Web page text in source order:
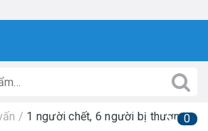
0
/ 1 người chết, 6 người bị thương